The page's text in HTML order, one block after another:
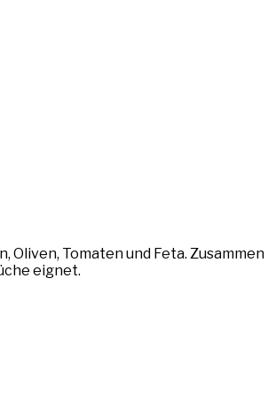
Oliven, Tomaten und Feta. Zusammen
eignet.